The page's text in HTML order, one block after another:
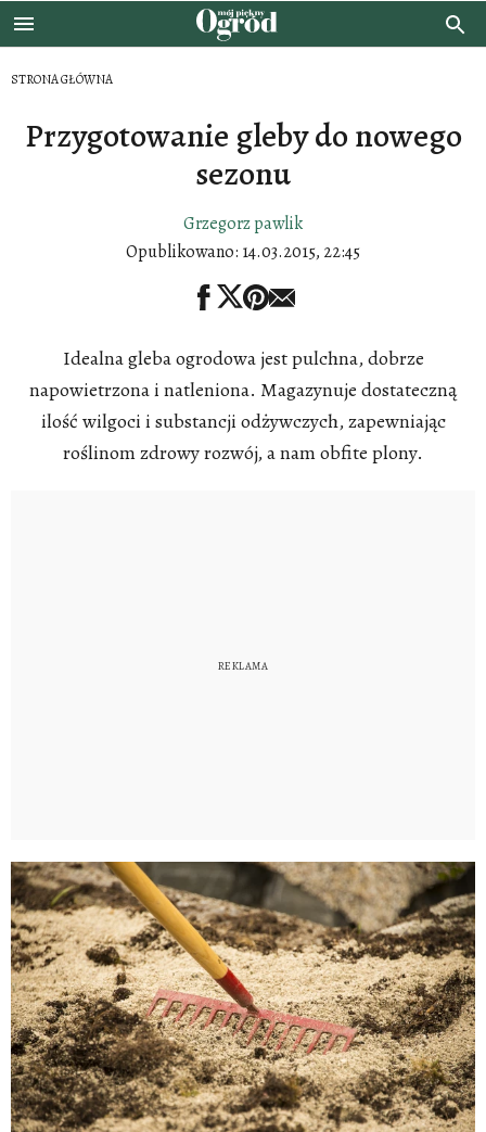
STRONA GŁÓWNA
Przygotowanie gleby do nowego
sezonu
Grzegorz pawlik
Opublikowano: 14.03.2015, 22:45
Idealna gleba ogrodowa jest pulchna, dobrze
napowietrzona i natleniona. Magazynuje dostateczną
ilość wilgoci i substancji odżywczych, zapewniając
roślinom zdrowy rozwój, a nam obfite plony.